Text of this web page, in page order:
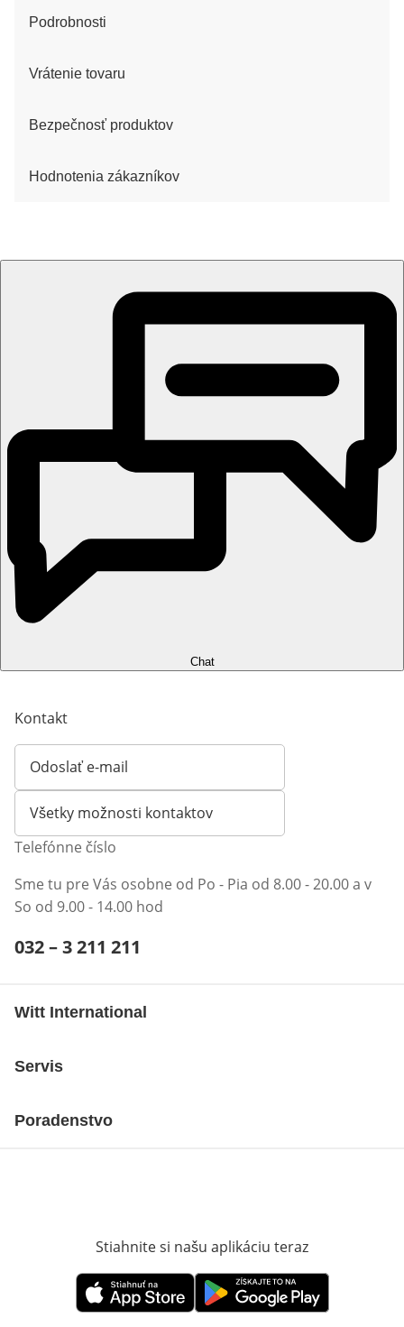
Podrobnosti
Vrátenie tovaru
Bezpečnosť produktov
Hodnotenia zákazníkov
Chat
Kontakt
Odoslať e-mail
Otvorí e-mailového klienta
Všetky možnosti kontaktov
Telefónne číslo
Sme tu pre Vás osobne od Po - Pia od 8.00 - 20.00 a v
So od 9.00 - 14.00 hod
Telefónne číslo:
032 – 3 211 211
Witt International
Servis
Poradenstvo
Stiahnite si našu aplikáciu teraz
Otvorí sa vnovom okneOtvorí sa vnovom okne